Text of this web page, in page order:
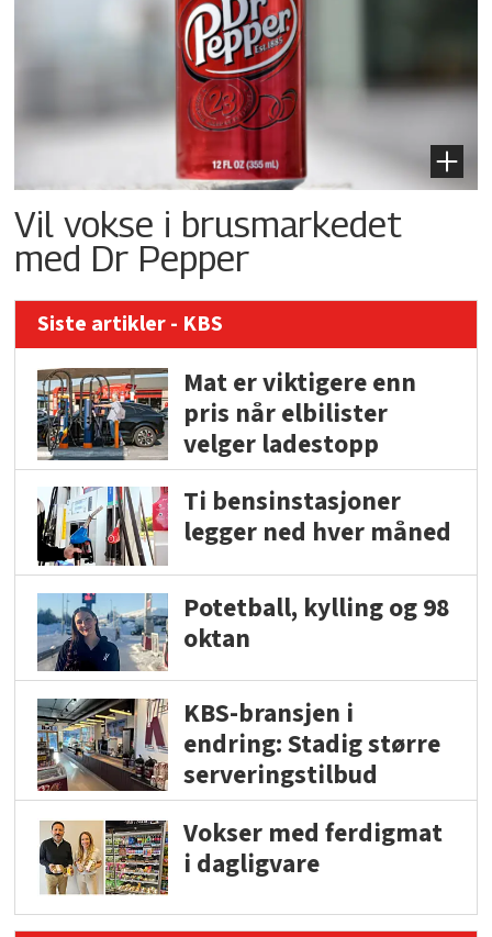
Vil vokse i brusmarkedet
med Dr Pepper
Siste artikler - KBS
Mat er viktigere enn
pris når elbilister
velger ladestopp
Ti bensinstasjoner
legger ned hver måned
Potetball, kylling og 98
oktan
KBS-bransjen i
endring: Stadig større
serveringstilbud
Vokser med ferdigmat
i dagligvare